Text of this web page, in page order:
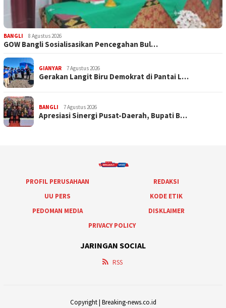
BANGLI 8 Agustus 2026
GOW Bangli Sosialisasikan Pencegahan Bul…
GIANYAR 7 Agustus 2026
Gerakan Langit Biru Demokrat di Pantai L…
BANGLI 7 Agustus 2026
Apresiasi Sinergi Pusat-Daerah, Bupati B…
PROFIL PERUSAHAAN
REDAKSI
UU PERS
KODE ETIK
PEDOMAN MEDIA
DISKLAIMER
PRIVACY POLICY
JARINGAN SOCIAL
RSS
Copyright | Breaking-news.co.id